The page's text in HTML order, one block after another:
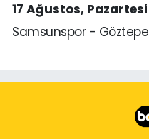
17 Ağustos, Pazartesi
Samsunspor - Göztepe